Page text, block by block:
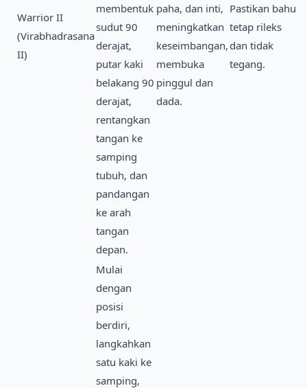
Warrior II
(Virabhadrasana
II)
membentuk
sudut 90
derajat,
putar kaki
belakang 90
derajat,
rentangkan
tangan ke
samping
tubuh, dan
pandangan
ke arah
tangan
depan.
paha, dan inti,
meningkatkan
keseimbangan,
membuka
pinggul dan
dada.
Pastikan bahu
tetap rileks
dan tidak
tegang.
Mulai
dengan
posisi
berdiri,
langkahkan
satu kaki ke
samping,